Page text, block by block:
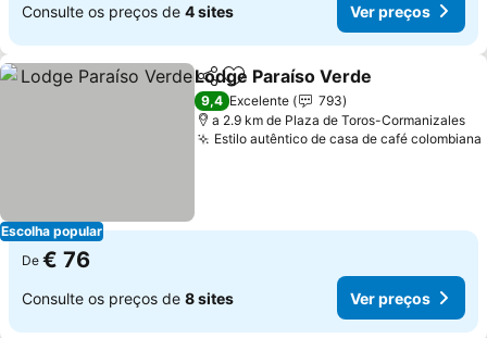
Consulte os preços de 4 sites Ver preços
Escolha popular
PartilharAdicionar aos favoritos
Lodge Paraíso Verde
9,4 Excelente
793
a 2.9 km de Plaza de Toros-Cormanizales
Estilo autêntico de casa de café colombiana
De € 76
Consulte os preços de 8 sites Ver preços